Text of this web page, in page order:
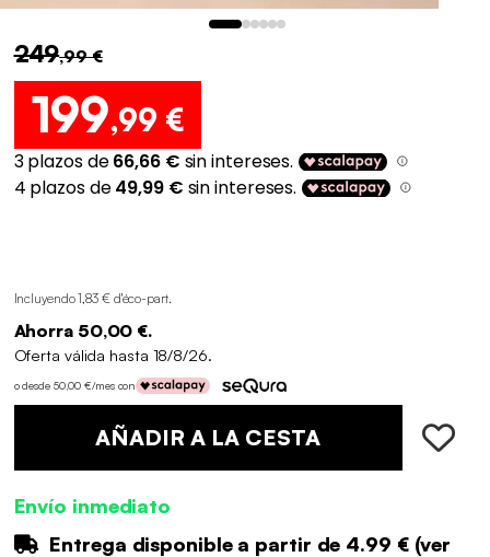
249,99 €
199,99 €
Incluyendo 1,83 € d'éco-part.
Ahorra 50,00 €.
Oferta válida hasta 18/8/26.
o desde 50,00 €/mes con
AÑADIR A LA CESTA
Envío inmediato
Entrega disponible a partir de 4.99 €(ver